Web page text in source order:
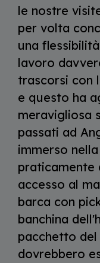
le nostre
per volta
una
lavoro
trascorsi con
e questo ha
meravigliosa
passati ad
immerso
praticamente
accesso al
barca con
banchina
pacchetto
dovrebbero